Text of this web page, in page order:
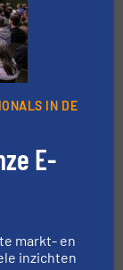
“TrustedIN DE
E-
markt- en
inzichten